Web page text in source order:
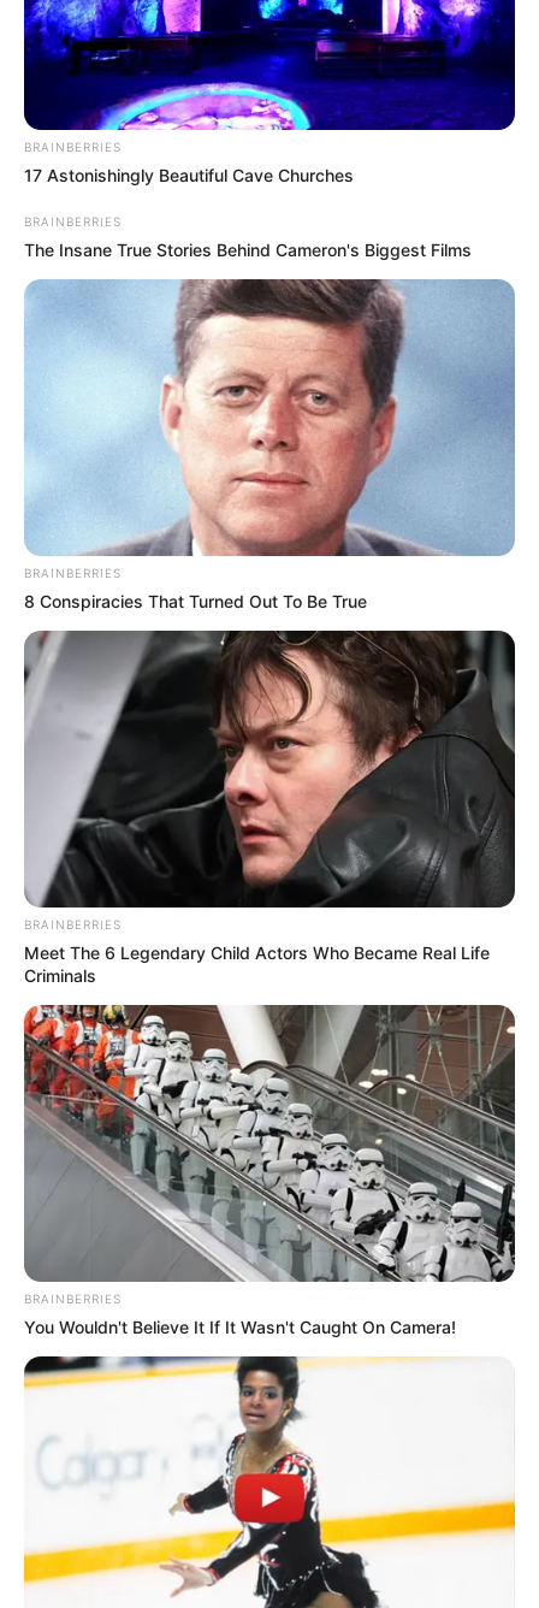
BRAINBERRIES
17 Astonishingly Beautiful Cave Churches
BRAINBERRIES
The Insane True Stories Behind Cameron's Biggest Films
BRAINBERRIES
8 Conspiracies That Turned Out To Be True
BRAINBERRIES
Meet The 6 Legendary Child Actors Who Became Real Life
Criminals
BRAINBERRIES
You Wouldn't Believe It If It Wasn't Caught On Camera!